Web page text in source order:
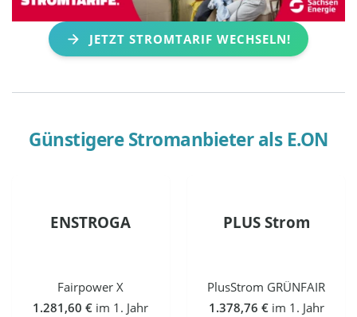
JETZT STROMTARIF WECHSELN!
Günstigere Stromanbieter als E.ON
ENSTROGA
Fairpower X
1.281,60 € im 1. Jahr
PLUS Strom
PlusStrom GRÜNFAIR
1.378,76 € im 1. Jahr